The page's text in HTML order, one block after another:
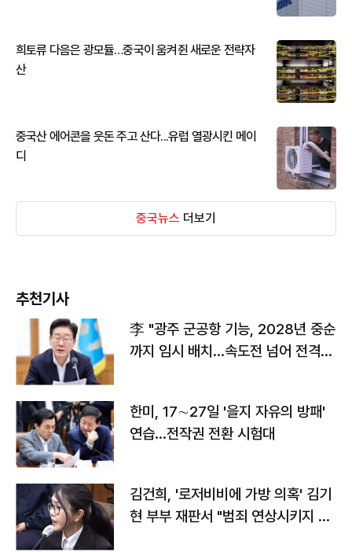
희토류 다음은 광모듈…중국이 움켜쥔 새로운 전략자
산
중국산 에어콘을 웃돈 주고 산다...유럽 열광시킨 메이
디
중국뉴스 더보기
추천기사
李 "광주 군공항 기능, 2028년 중순
까지 임시 배치…속도전 넘어 전격
한미, 17∼27일 '을지 자유의 방패'
연습…전작권 전환 시험대
김건희, '로저비비에 가방 의혹' 김기
현 부부 재판서 "범죄 연상시키지 말